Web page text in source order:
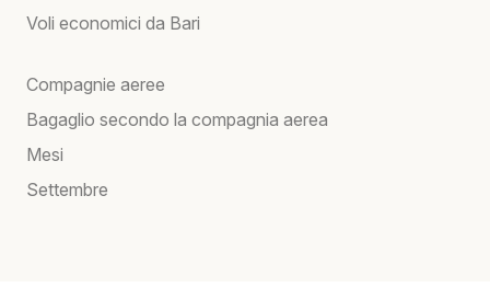
Voli economici da Bari
Compagnie aeree
Bagaglio secondo la compagnia aerea
Mesi
Settembre